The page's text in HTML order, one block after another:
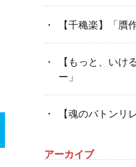
【千穐楽】「贋
【もっと、いけ
ー」
【魂のバトンリ
アーカイブ